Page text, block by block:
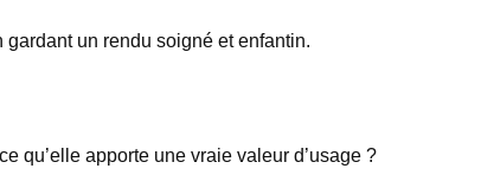
un rendu soigné et enfantin.
qu’elle apporte une vraie valeur d’usage ?